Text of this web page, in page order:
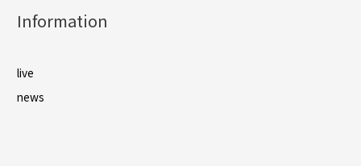
ン
Information
live
news